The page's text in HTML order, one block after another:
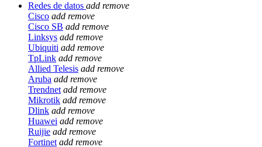
Redes de datos add remove
Cisco add remove
Cisco SB add remove
Linksys add remove
Ubiquiti add remove
TpLink add remove
Allied Telesis add remove
Aruba add remove
Trendnet add remove
Mikrotik add remove
Dlink add remove
Huawei add remove
Ruijie add remove
Fortinet add remove